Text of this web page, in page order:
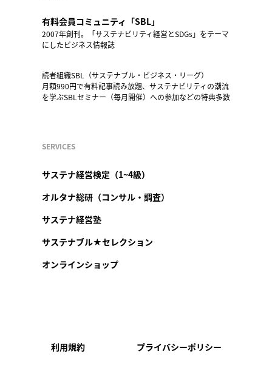
有料会員コミュニティ「SBL」
2007年創刊。「サステナビリティ経営とSDGs」をテーマ
にしたビジネス情報誌
読者組織SBL（サステナブル・ビジネス・リーグ）
月額990円で有料記事読み放題、サステナビリティの潮流
を学ぶSBLセミナー（毎月開催）への参加などの特典多数
SERVICES
サステナ経営検定（1~4級）
オルタナ総研（コンサル・調査）
サステナ経営塾
サステナブル★セレクション
オンラインショップ
利用規約 プライバシーポリシー